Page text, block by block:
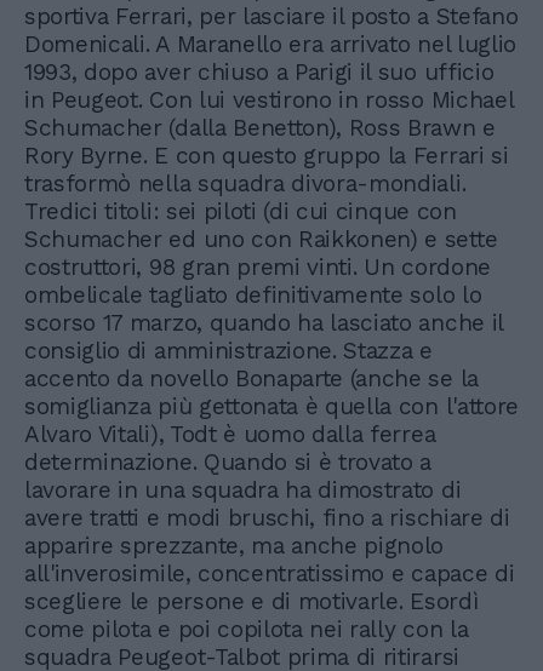
sportiva Ferrari, per lasciare il posto a Stefano
Domenicali. A Maranello era arrivato nel luglio
1993, dopo aver chiuso a Parigi il suo ufficio
in Peugeot. Con lui vestirono in rosso Michael
Schumacher (dalla Benetton), Ross Brawn e
Rory Byrne. E con questo gruppo la Ferrari si
trasformò nella squadra divora-mondiali.
Tredici titoli: sei piloti (di cui cinque con
Schumacher ed uno con Raikkonen) e sette
costruttori, 98 gran premi vinti. Un cordone
ombelicale tagliato definitivamente solo lo
scorso 17 marzo, quando ha lasciato anche il
consiglio di amministrazione. Stazza e
accento da novello Bonaparte (anche se la
somiglianza più gettonata è quella con l'attore
Alvaro Vitali), Todt è uomo dalla ferrea
determinazione. Quando si è trovato a
lavorare in una squadra ha dimostrato di
avere tratti e modi bruschi, fino a rischiare di
apparire sprezzante, ma anche pignolo
all'inverosimile, concentratissimo e capace di
scegliere le persone e di motivarle. Esordì
come pilota e poi copilota nei rally con la
squadra Peugeot-Talbot prima di ritirarsi